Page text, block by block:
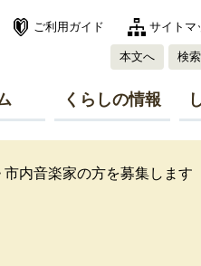
ご利用ガイド サイトマ
本文へ 検
くらしの情報
市内音楽家の方を募集します